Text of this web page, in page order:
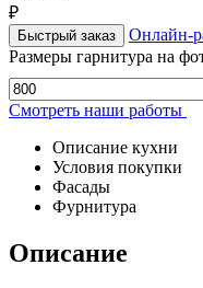
₽
Быстрый заказ
Онлайн-
Размеры гарнитура на
Смотреть наши работы
Описание кухни
Условия покупки
Фасады
Фурнитура
Описание